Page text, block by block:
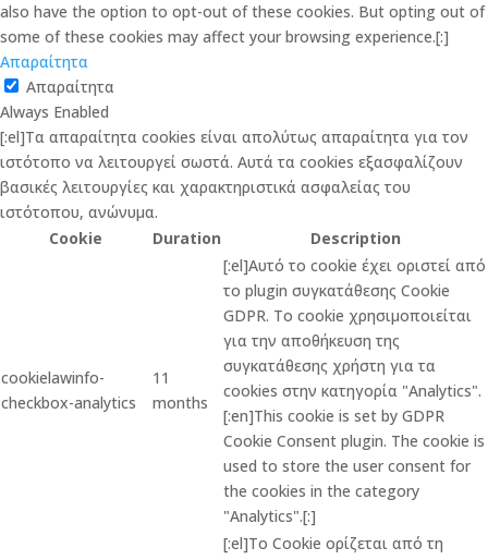
also have the option to opt-out of these cookies. But opting out of
some of these cookies may affect your browsing experience.[:]
Απαραίτητα
Απαραίτητα
Always Enabled
[:el]Τα απαραίτητα cookies είναι απολύτως απαραίτητα για τον
ιστότοπο να λειτουργεί σωστά. Αυτά τα cookies εξασφαλίζουν
βασικές λειτουργίες και χαρακτηριστικά ασφαλείας του
ιστότοπου, ανώνυμα.
Cookie
Duration Description
cookielawinfo-
checkbox-analytics
11
months
[:el]Αυτό το cookie έχει οριστεί από
το plugin συγκατάθεσης Cookie
GDPR. Το cookie χρησιμοποιείται
για την αποθήκευση της
συγκατάθεσης χρήστη για τα
cookies στην κατηγορία "Analytics".
[:en]This cookie is set by GDPR
Cookie Consent plugin. The cookie is
used to store the user consent for
the cookies in the category
"Analytics".[:]
[:el]Το Cookie ορίζεται από τη